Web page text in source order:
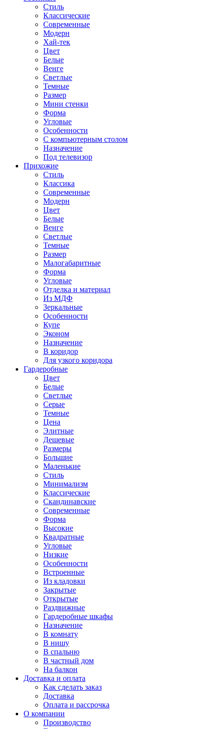
Стиль
Классические
Современные
Модерн
Хай-тек
Цвет
Белые
Венге
Светлые
Темные
Размер
Мини стенки
Форма
Угловые
Особенности
С компьютерным столом
Назначение
Под телевизор
Прихожие
Стиль
Классика
Современные
Модерн
Цвет
Белые
Венге
Светлые
Темные
Размер
Малогабаритные
Форма
Угловые
Отделка и материал
Из МДФ
Зеркальные
Особенности
Купе
Эконом
Назначение
В коридор
Для узкого коридора
Гардеробные
Цвет
Белые
Светлые
Серые
Темные
Цена
Элитные
Дешевые
Размеры
Большие
Маленькие
Стиль
Минимализм
Классические
Скандинавские
Современные
Форма
Высокие
Квадратные
Угловые
Низкие
Особенности
Встроенные
Из кладовки
Закрытые
Открытые
Раздвижные
Гардеробные шкафы
Назначение
В комнату
В нишу
В спальню
В частный дом
На балкон
Доставка и оплата
Как сделать заказ
Доставка
Оплата и рассрочка
О компании
Производство